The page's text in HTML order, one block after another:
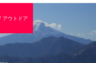
アウトドア